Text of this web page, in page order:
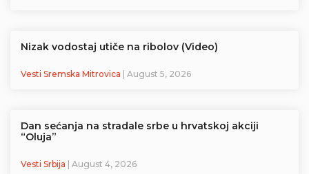
Nizak vodostaj utiče na ribolov (Video)
Vesti Sremska Mitrovica | August 5, 2026
Dan sećanja na stradale srbe u hrvatskoj akciji
“Oluja”
Vesti Srbija | August 4, 2026